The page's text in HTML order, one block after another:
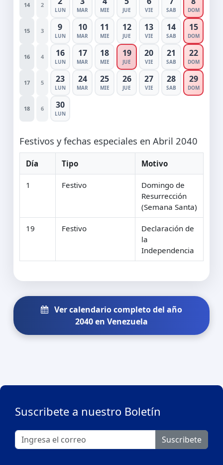
14 2
LUN MAR MIE JUE VIE SAB DOM
15 3 9
LUN
10
MAR
11
MIE
12
JUE
13
VIE
14
SAB
15
DOM
16 4 16
LUN
17
MAR
18
MIE
19
JUE
20
VIE
21
SAB
22
DOM
17 5 23
LUN
24
MAR
25
MIE
26
JUE
27
VIE
28
SAB
29
DOM
18 6 30
LUN
Festivos y fechas especiales en Abril 2040
Día Tipo Motivo
1 Festivo
Domingo de
Resurrección
(Semana Santa)
19 Festivo
Declaración de
la
Independencia
Ver calendario completo del año
2040 en Venezuela
Suscribete a nuestro Boletín
Suscribete